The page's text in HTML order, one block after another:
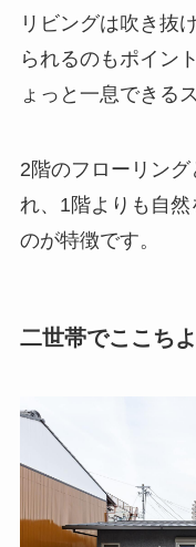
リビングは吹き抜
られるのもポイン
ょっと一息できる
2階のフローリン
れ、1階よりも自
のが特徴です。
二世帯でここち